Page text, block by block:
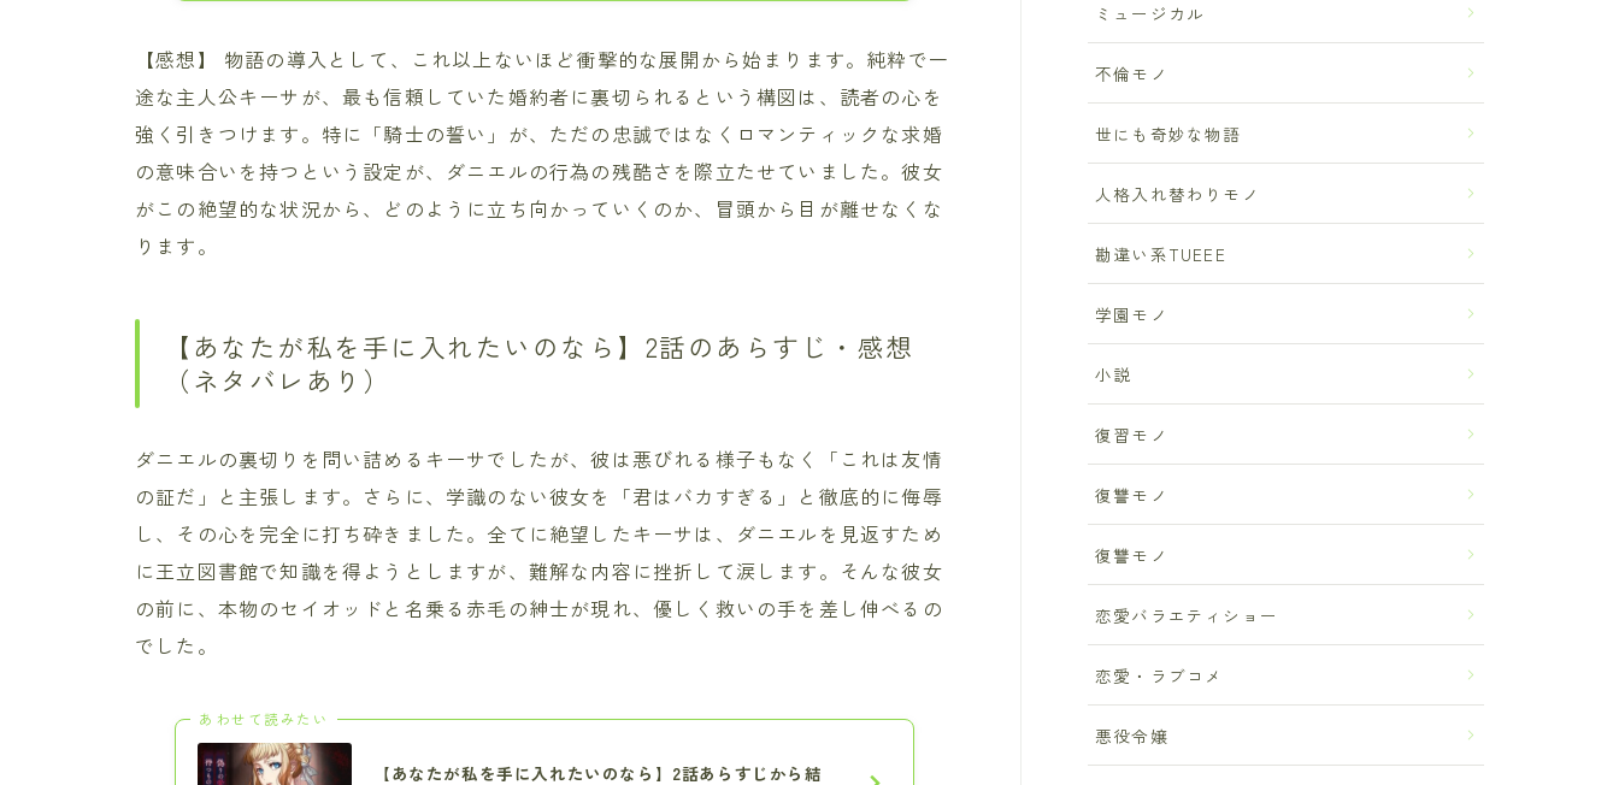
【感想】 物語の導入として、これ以上ないほど衝撃的な展開から始まります。純粋で一
途な主人公キーサが、最も信頼していた婚約者に裏切られるという構図は、読者の心を
強く引きつけます。特に「騎士の誓い」が、ただの忠誠ではなくロマンティックな求婚
の意味合いを持つという設定が、ダニエルの行為の残酷さを際立たせていました。彼女
がこの絶望的な状況から、どのように立ち向かっていくのか、冒頭から目が離せなくな
ります。
【あなたが私を手に入れたいのなら】︎2話のあらすじ・感想
（ネタバレあり）
ダニエルの裏切りを問い詰めるキーサでしたが、彼は悪びれる様子もなく「これは友情
の証だ」と主張します。さらに、学識のない彼女を「君はバカすぎる」と徹底的に侮辱
し、その心を完全に打ち砕きました。全てに絶望したキーサは、ダニエルを見返すため
に王立図書館で知識を得ようとしますが、難解な内容に挫折して涙します。そんな彼女
の前に、本物のセイオッドと名乗る赤毛の紳士が現れ、優しく救いの手を差し伸べるの
でした。
あわせて読みたい
【あなたが私を手に入れたいのなら】2話あらすじから結
ミュージカル
不倫モノ
世にも奇妙な物語
人格入れ替わりモノ
勘違い系TUEEE
学園モノ
小説
復習モノ
復讐モノ
復讐モノ
恋愛バラエティショー
恋愛・ラブコメ
悪役令嬢